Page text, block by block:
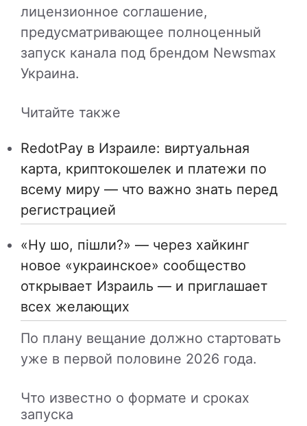
лицензионное соглашение,
предусматривающее полноценный
запуск канала под брендом Newsmax
Украина.
Читайте также
RedotPay в Израиле: виртуальная
карта, криптокошелек и платежи по
всему миру — что важно знать перед
регистрацией
«Ну шо, пішли?» — через хайкинг
новое «украинское» сообщество
открывает Израиль — и приглашает
всех желающих
По плану вещание должно стартовать
уже в первой половине 2026 года.
Что известно о формате и сроках
запуска